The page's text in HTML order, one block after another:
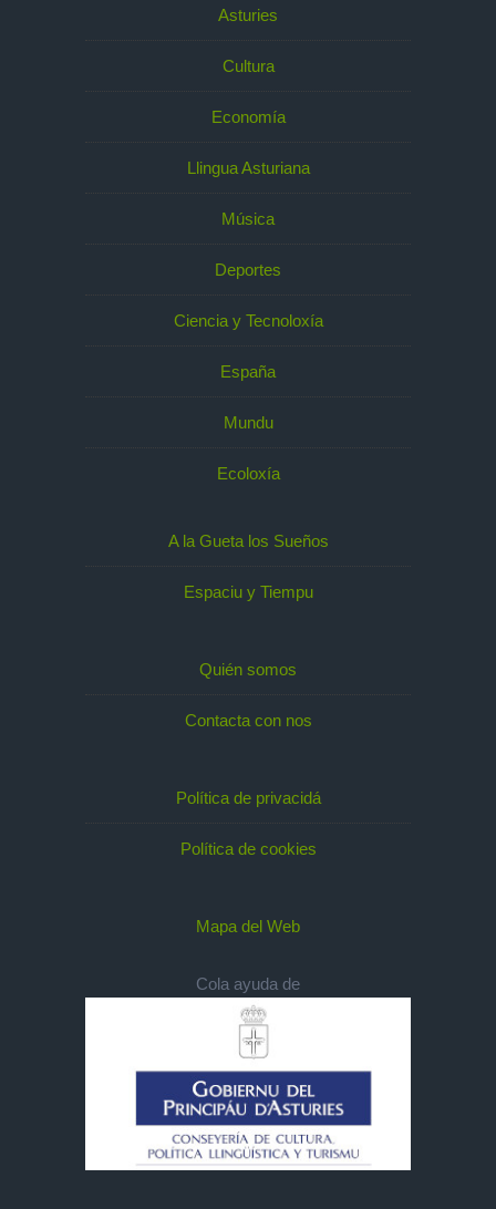
Asturies
Cultura
Economía
Llingua Asturiana
Música
Deportes
Ciencia y Tecnoloxía
España
Mundu
Ecoloxía
A la Gueta los Sueños
Espaciu y Tiempu
Quién somos
Contacta con nos
Política de privacidá
Política de cookies
Mapa del Web
Cola ayuda de